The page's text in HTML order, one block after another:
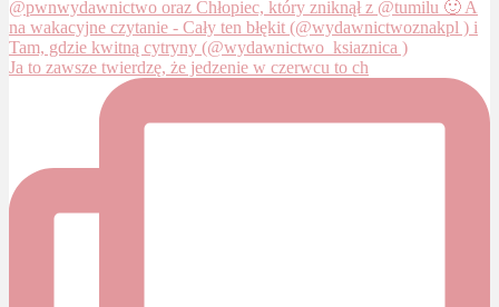
Ja to zawsze twierdzę, że jedzenie w czerwcu to ch